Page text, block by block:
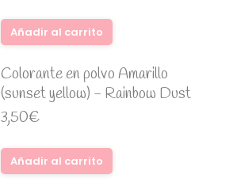
Añadir al carrito
Colorante en polvo Amarillo
(sunset yellow) - Rainbow Dust
3,50€
Añadir al carrito